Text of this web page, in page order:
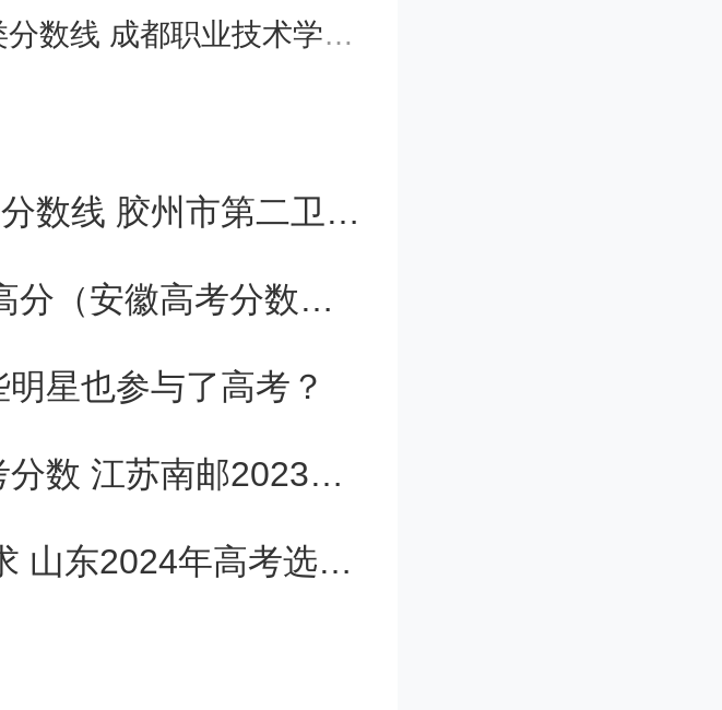
，即使文化成绩较高
业水平要求较高的院
录取时有一些优惠
。
考试成绩合格的基础
合分时，专业课成绩
成都职业技术学院单招录取线
胶州市卫校了3+2录取分数线 胶州市第二卫校录取分数线
安徽2023高考理科最高分（安徽高考分数线2024年公布）
星也参与了高考？
南京邮电大学春季高考分数 江苏南邮2023分数线
2024年新高考选科要求 山东2024年高考选科要求